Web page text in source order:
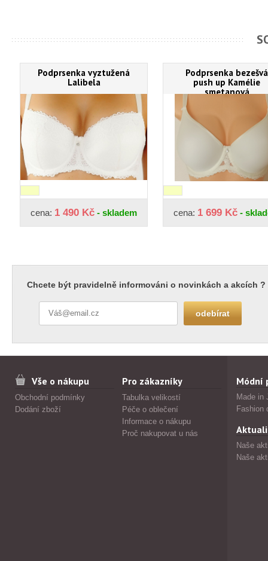
Podprsenka vyztužená
Lalibela
cena: 1 490 Kč - skladem
Podprsenka bezešvá
push up Kamélie
smetanová
cena: 1 699 Kč -
Chcete být pravidelně informováni o novinkách a akcích ?
Vše o nákupu
Obchodní podmínky
Dodání zboží
Pro zákazníky
Tabulka velikostí
Péče o oblečení
Informace o nákupu
Proč nakupovat u nás
Módní
Made in
Fashion
Naše
Naše